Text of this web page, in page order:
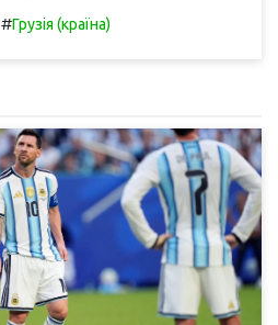
#Грузія (країна)